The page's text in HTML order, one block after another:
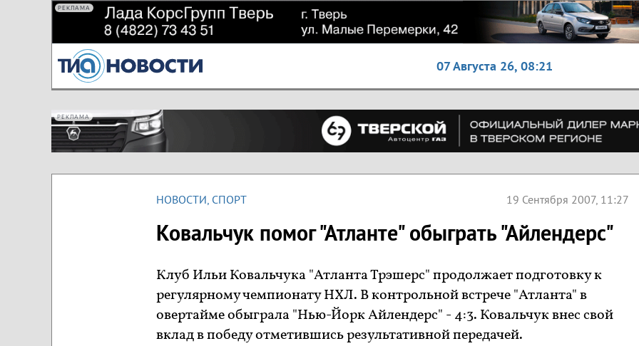
РЕКЛАМА
07 Августа 26, 08:21
РЕКЛАМА
НОВОСТИ, СПОРТ 19 Сентября 2007, 11:27
Ковальчук помог "Атланте" обыграть "Айлендерс"
Клуб Ильи Ковальчука "Атланта Трэшерс" продолжает подготовку к
регулярному чемпионату НХЛ. В контрольной встрече "Атланта" в
овертайме обыграла "Нью-Йорк Айлендерс" - 4:3. Ковальчук внес свой
вклад в победу отметившись результативной передачей.